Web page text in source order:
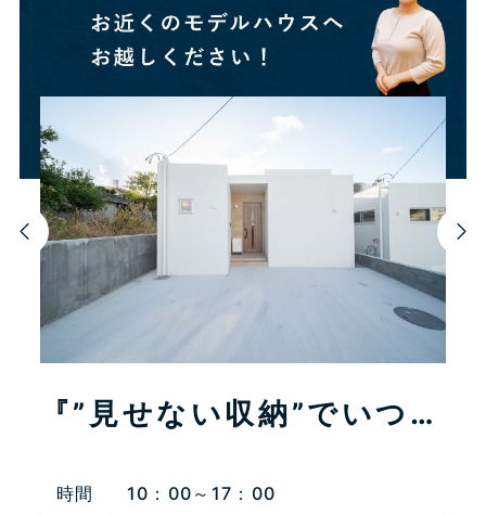
せない収納”でいつで
10：00～17：00
モデル